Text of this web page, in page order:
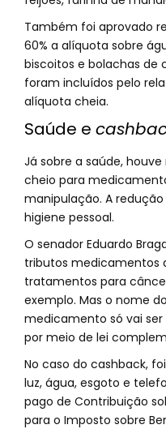
Também foi aprovado
60% a alíquota sobre
biscoitos e bolachas
foram incluídos pelo
alíquota cheia.
Saúde e
Já sobre a saúde,
cheio para
manipulação. A
higiene pessoal.
O senador Eduardo
tributos medicamentos
tratamentos para
exemplo. Mas o nome
medicamento só vai ser
por meio de lei
No caso do cashback,
luz, água, esgoto e
pago de Contribuição
para o Imposto sobre